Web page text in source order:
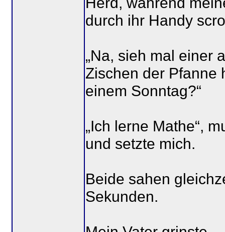
durch ihr Handy
„Na, sieh mal einer
Zischen der Pfanne
einem Sonntag?“
„Ich lerne Mathe“,
und setzte mich.
Beide sahen
Sekunden.